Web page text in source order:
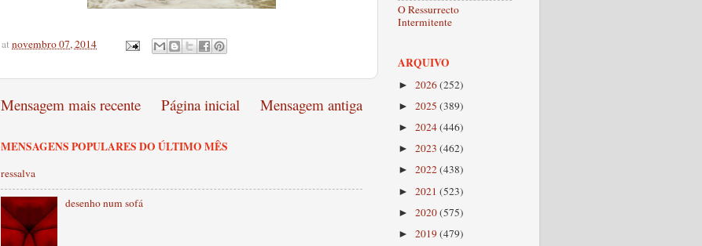
atnovembro 07, 2014
Mensagem mais recente Mensagem antiga
Página inicial
MENSAGENS POPULARES DO ÚLTIMO MÊS
ressalva
desenho num sofá
O Ressurrecto
Intermitente
ARQUIVO
► 2026(252)
► 2025 (389)
► 2024(446)
► 2023 (462)
► 2022(438)
► 2021 (523)
► 2020(575)
► 2019(479)